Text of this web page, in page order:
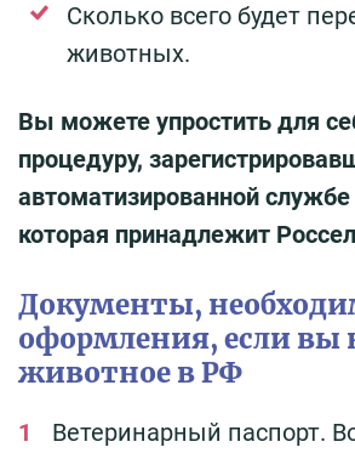
Сколько всего будет
животных.
Вы можете упростить для
процедуру,
автоматизированной
которая принадлежит
Документы,
оформления, если вы
животное в РФ
Ветеринарный паспорт.